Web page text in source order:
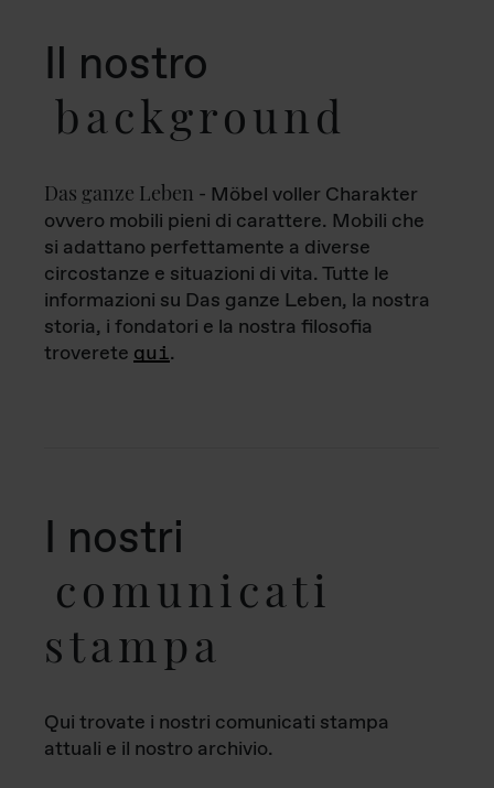
Il nostro
background
Das ganze Leben - Möbel voller Charakter
ovvero mobili pieni di carattere. Mobili che
si adattano perfettamente a diverse
circostanze e situazioni di vita. Tutte le
informazioni su Das ganze Leben, la nostra
storia, i fondatori e la nostra filosofia
troverete qui.
I nostri
comunicati
stampa
Qui trovate i nostri comunicati stampa
attuali e il nostro archivio.